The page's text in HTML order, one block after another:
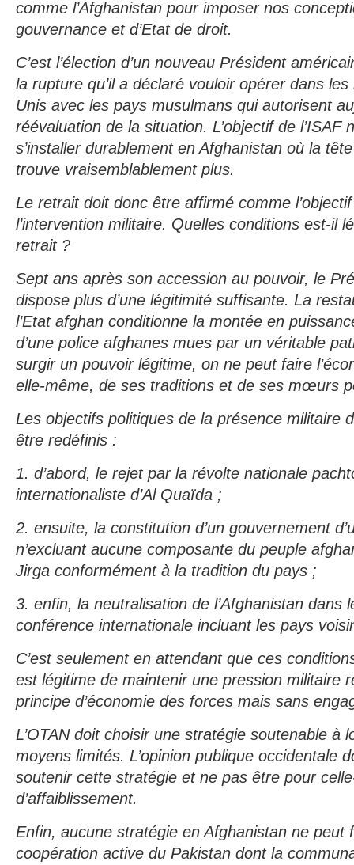
comme l’Afghanistan pour imposer nos
gouvernance et d’Etat de droit.
C’est l’élection d’un nouveau Président
la rupture qu’il a déclaré vouloir opérer dans
Unis avec les pays musulmans qui autorisent
réévaluation de la situation. L’objectif de l’ISAF
s’installer durablement en Afghanistan où la
trouve vraisemblablement plus.
Le retrait doit donc être affirmé comme
l’intervention militaire. Quelles conditions est-il
retrait ?
Sept ans après son accession au pouvoir, le
dispose plus d’une légitimité suffisante. La
l’Etat afghan conditionne la montée en
d’une police afghanes mues par un véritable
surgir un pouvoir légitime, on ne peut faire
elle-même, de ses traditions et de ses mœurs
Les objectifs politiques de la présence militaire
être redéfinis :
1. d’abord, le rejet par la révolte nationale
internationaliste d’Al Quaïda ;
2. ensuite, la constitution d’un gouvernement
n’excluant aucune composante du peuple
Jirga conformément à la tradition du pays ;
3. enfin, la neutralisation de l’Afghanistan dans
conférence internationale incluant les pays
C’est seulement en attendant que ces
est légitime de maintenir une pression militaire
principe d’économie des forces mais sans
L’OTAN doit choisir une stratégie soutenable à
moyens limités. L’opinion publique occidentale
soutenir cette stratégie et ne pas être pour
d’affaiblissement.
Enfin, aucune stratégie en Afghanistan ne peut
coopération active du Pakistan dont la